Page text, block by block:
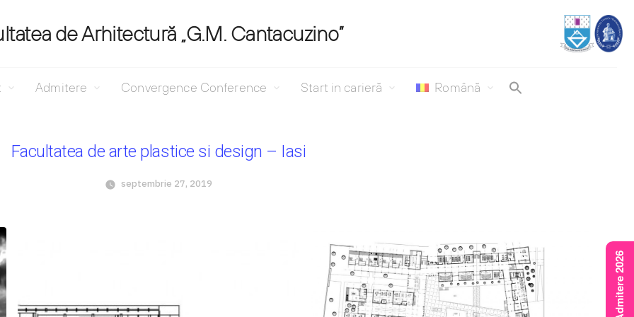
de Arhitectură „G.M. Cantacuzino”
Admitere Convergence Conference Start in carieră Română
Facultatea de arte plastice si design – Iasi
septembrie 27, 2019